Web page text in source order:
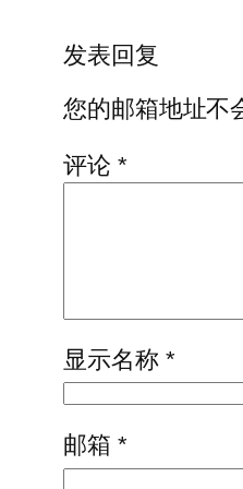
发表回复
您的邮箱地址不
评论 *
显示名称 *
邮箱 *